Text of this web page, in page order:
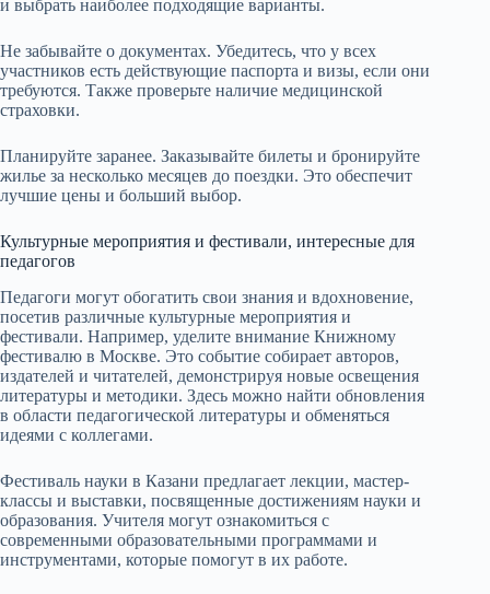
и выбрать наиболее подходящие варианты.
Не забывайте о документах. Убедитесь, что у всех
участников есть действующие паспорта и визы, если они
требуются. Также проверьте наличие медицинской
страховки.
Планируйте заранее. Заказывайте билеты и бронируйте
жилье за несколько месяцев до поездки. Это обеспечит
лучшие цены и больший выбор.
Культурные мероприятия и фестивали, интересные для
педагогов
Педагоги могут обогатить свои знания и вдохновение,
посетив различные культурные мероприятия и
фестивали. Например, уделите внимание Книжному
фестивалю в Москве. Это событие собирает авторов,
издателей и читателей, демонстрируя новые освещения
литературы и методики. Здесь можно найти обновления
в области педагогической литературы и обменяться
идеями с коллегами.
Фестиваль науки в Казани предлагает лекции, мастер-
классы и выставки, посвященные достижениям науки и
образования. Учителя могут ознакомиться с
современными образовательными программами и
инструментами, которые помогут в их работе.